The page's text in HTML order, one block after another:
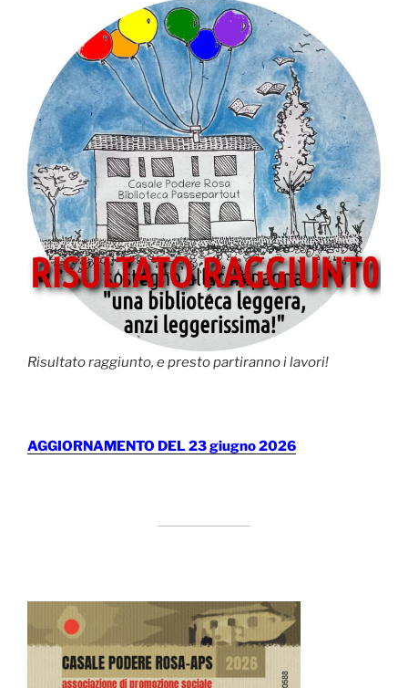
Risultato raggiunto, e presto partiranno i lavori!
AGGIORNAMENTO DEL 23 giugno 2026